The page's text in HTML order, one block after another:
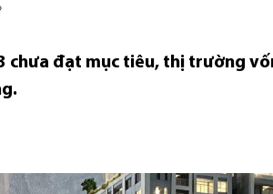
đạt mục tiêu, thị trường